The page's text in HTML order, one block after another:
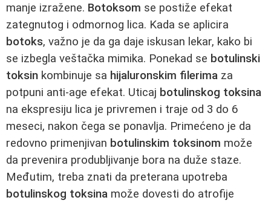
manje izražene. Botoksom se postiže efekat
zategnutog i odmornog lica. Kada se aplicira
botoks, važno je da ga daje iskusan lekar, kako bi
se izbegla veštačka mimika. Ponekad se botulinski
toksin kombinuje sa hijaluronskim filerima za
potpuni anti-age efekat. Uticaj botulinskog toksina
na ekspresiju lica je privremen i traje od 3 do 6
meseci, nakon čega se ponavlja. Primećeno je da
redovno primenjivan botulinskim toksinom može
da prevenira produbljivanje bora na duže staze.
Međutim, treba znati da preterana upotreba
botulinskog toksina može dovesti do atrofije